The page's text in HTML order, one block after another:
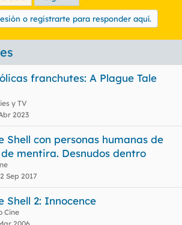
o registrarte para responder aquí.
franchutes: A Plague Tale
y TV
2023
Shell con personas humanas de
mentira. Desnudos dentro
Sep 2017
Shell 2: Innocence
Cine